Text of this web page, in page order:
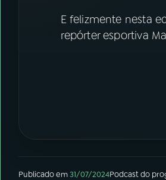
Instagram X
E felizmente nesta
repórter esportiva
Publicado em31/07/2024Podcastdo